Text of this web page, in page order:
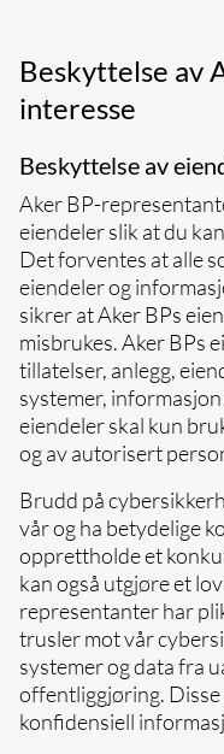
Beskyttelse av
interesse
Beskyttelse av
Aker BP-
eiendeler slik at du
Det forventes at alle
eiendeler og
sikrer at Aker BPs
misbrukes. Aker BPs
tillatelser, anlegg,
systemer,
eiendeler skal kun
og av autorisert
Brudd på
vår og ha betydelige
opprettholde et
kan også utgjøre et
representanter har
trusler mot vår
systemer og data fra
offentliggjøring.
konfidensiell